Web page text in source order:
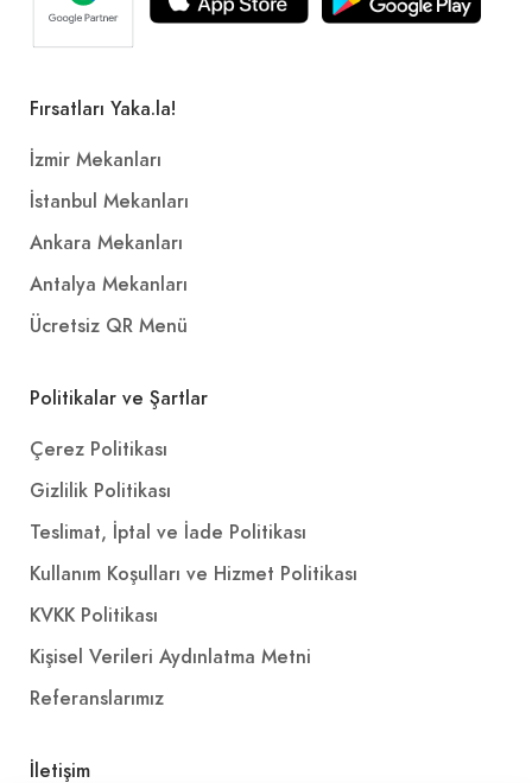
Fırsatları Yaka.la!
İzmir Mekanları
İstanbul Mekanları
Ankara Mekanları
Antalya Mekanları
Ücretsiz QR Menü
Politikalar ve Şartlar
Çerez Politikası
Gizlilik Politikası
Teslimat, İptal ve İade Politikası
Kullanım Koşulları ve Hizmet Politikası
KVKK Politikası
Kişisel Verileri Aydınlatma Metni
Referanslarımız
İletişim